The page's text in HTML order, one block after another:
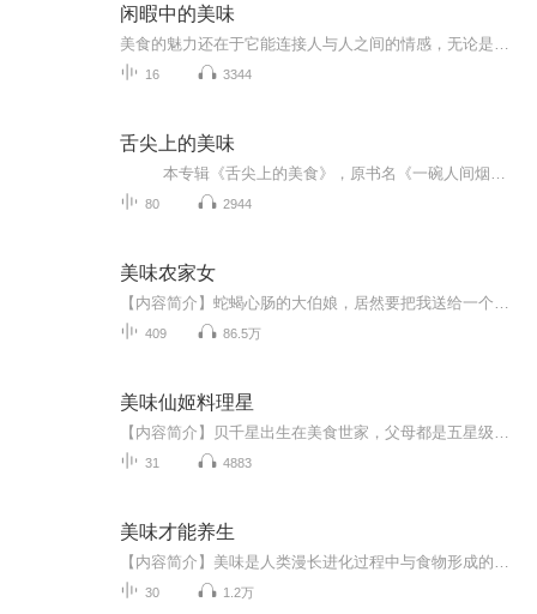
闲暇中的美味
16 3344
舌尖上的美味
80 2944
美味农家女
409 86.5万
美味仙姬料理星
31 4883
美味才能养生
30 1.2万